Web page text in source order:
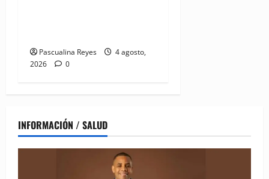
Pascualina Reyes
4 agosto,
2026
0
INFORMACIÓN / SALUD